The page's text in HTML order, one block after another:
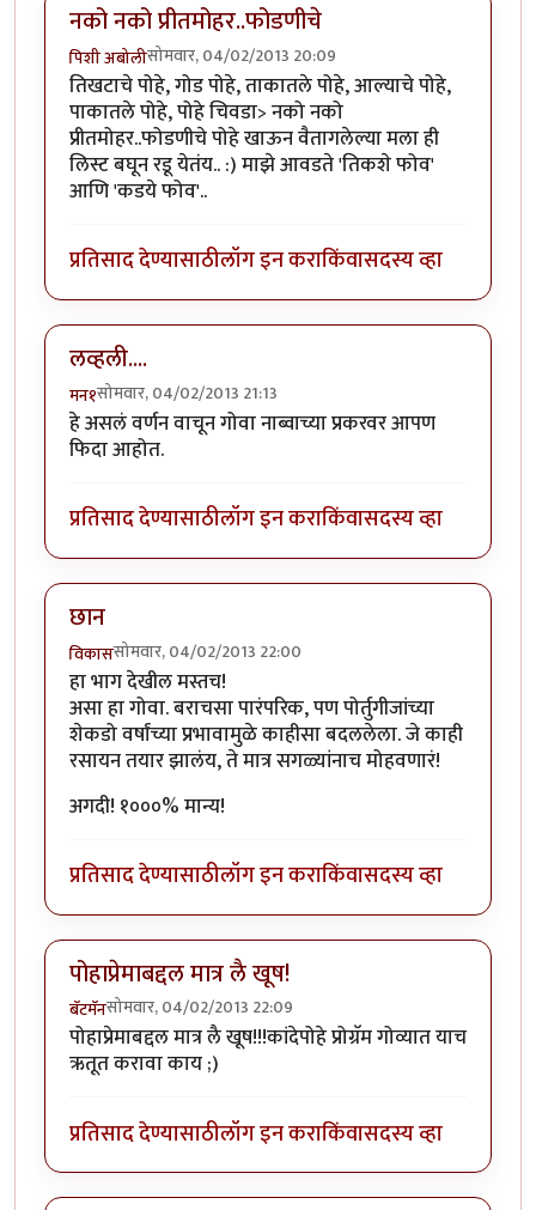
नको नको प्रीतमोहर..फोडणीचे
पिशी अबोलीसोमवार, 04/02/2013 20:09
तिखटाचे पोहे, गोड पोहे, ताकातले पोहे, आल्याचे पोहे,
पाकातले पोहे, पोहे चिवडा> नको नको
प्रीतमोहर..फोडणीचे पोहे खाऊन वैतागलेल्या मला ही
लिस्ट बघून रडू येतंय.. :) माझे आवडते 'तिकशे फोव'
आणि 'कडये फोव'..
प्रतिसाद देण्यासाठीलॉग इन कराकिंवासदस्य व्हा
लव्हली....
मन१सोमवार, 04/02/2013 21:13
हे असलं वर्णन वाचून गोवा नाब्वाच्या प्रकरवर आपण
फिदा आहोत.
प्रतिसाद देण्यासाठीलॉग इन कराकिंवासदस्य व्हा
छान
विकाससोमवार, 04/02/2013 22:00
हा भाग देखील मस्तच!
असा हा गोवा. बराचसा पारंपरिक, पण पोर्तुगीजांच्या
शेकडो वर्षांच्या प्रभावामुळे काहीसा बदललेला. जे काही
रसायन तयार झालंय, ते मात्र सगळ्यांनाच मोहवणारं!
अगदी! १०००% मान्य!
प्रतिसाद देण्यासाठीलॉग इन कराकिंवासदस्य व्हा
पोहाप्रेमाबद्दल मात्र लै खूष!
बॅटमॅनसोमवार, 04/02/2013 22:09
पोहाप्रेमाबद्दल मात्र लै खूष!!!कांदेपोहे प्रोग्रॅम गोव्यात याच
ऋतूत करावा काय ;)
प्रतिसाद देण्यासाठीलॉग इन कराकिंवासदस्य व्हा